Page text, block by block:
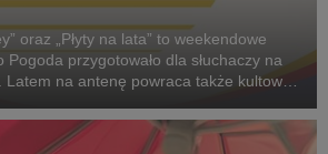
oraz „Płyty na lata” to weekendowe
przygotowało dla słuchaczy na
na antenę powraca także kultowy